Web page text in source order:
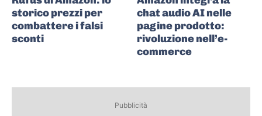
storico prezzi per
combattere i falsi
sconti
chat audio AI nelle
pagine prodotto:
rivoluzione nell’e-
commerce
Pubblicità